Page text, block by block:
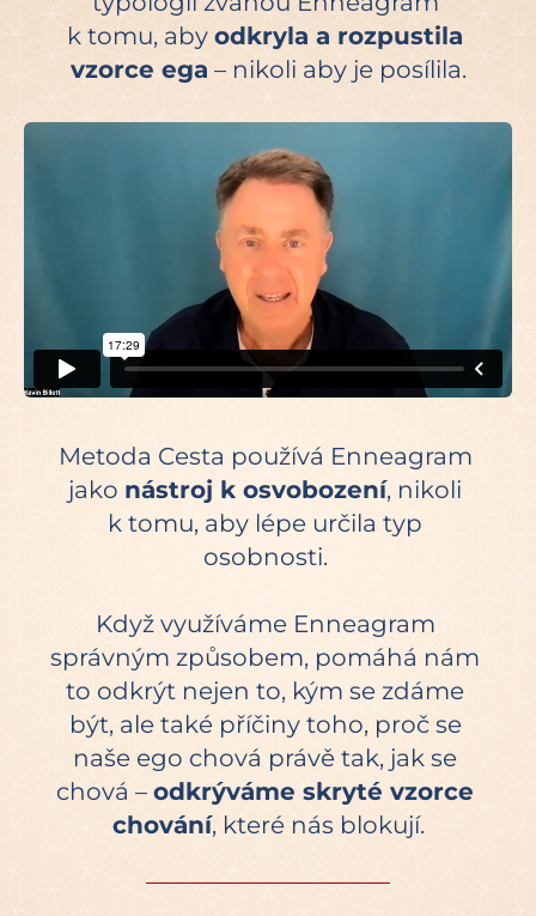
k tomu, aby odkryla a rozpustila
vzorce ega – nikoli aby je posílila.
Metoda Cesta používá Enneagram
jako nástroj k osvobození, nikoli
k tomu, aby lépe určila typ
osobnosti.
Když využíváme Enneagram
správným způsobem, pomáhá nám
to odkrýt nejen to, kým se zdáme
být, ale také příčiny toho, proč se
naše ego chová právě tak, jak se
chová – odkrýváme skryté vzorce
chování, které nás blokují.